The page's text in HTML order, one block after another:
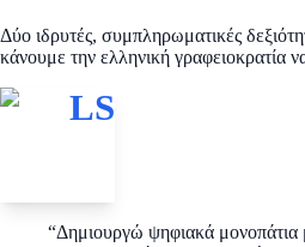
Δύο ιδρυτές, συμπληρωματικές
κάνουμε την ελληνική γραφειοκρατία
LS
“Δημιουργώ ψηφιακά μονοπάτια